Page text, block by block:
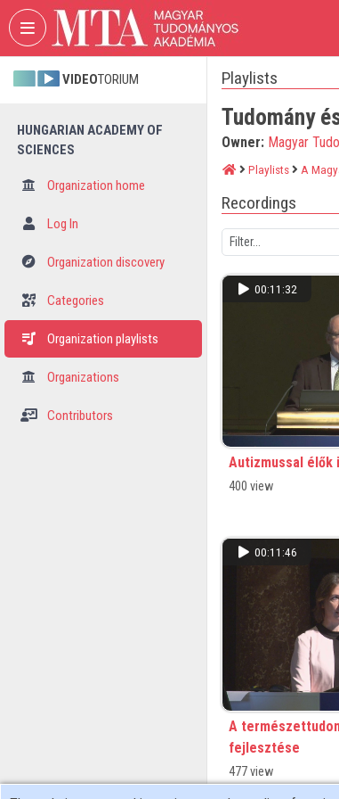
Skip header Skip menu Skip content
VIDEOTORIUM
HUNGARIAN ACADEMY OF
SCIENCES
Organization home
Log In
Organization discovery
Categories
Organization playlists
Organizations
Contributors
Playlists
Tudomány
Owner: Magyar
Playlists A
Recordings
00:11:32
Autizmussal
400 view
00:11:46
A
fejlesztése
477 view